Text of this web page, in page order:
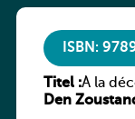
ISBN:
Titel :À la
Den